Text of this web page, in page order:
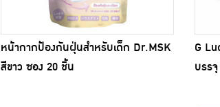
หน้ากากป้องกันฝุ่นสำหรับเด็ก Dr.MSK
สีขาว ซอง 20 ชิ้น
G
บรร